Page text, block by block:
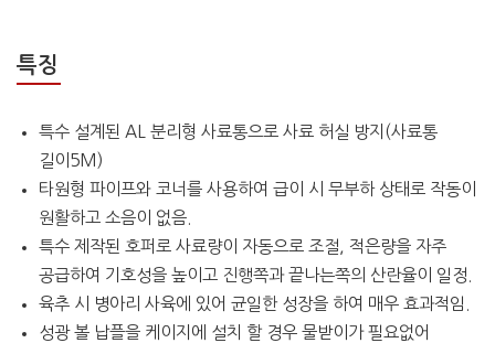
특징
특수 설계된 AL 분리형 사료통으로 사료 허실 방지(사료통
길이5M)
타원형 파이프와 코너를 사용하여 급이 시 무부하 상태로 작동이
원활하고 소음이 없음.
특수 제작된 호퍼로 사료량이 자동으로 조절, 적은량을 자주
공급하여 기호성을 높이고 진행쪽과 끝나는쪽의 산란율이 일정.
육추 시 병아리 사육에 있어 균일한 성장을 하여 매우 효과적임.
성광 볼 납플을 케이지에 설치 할 경우 물받이가 필요없어